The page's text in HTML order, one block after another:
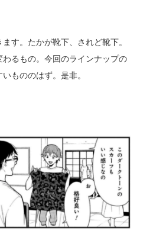
す。たかが靴下、されど靴下。
るもの。今回のラインナップの
もののはず。是非。